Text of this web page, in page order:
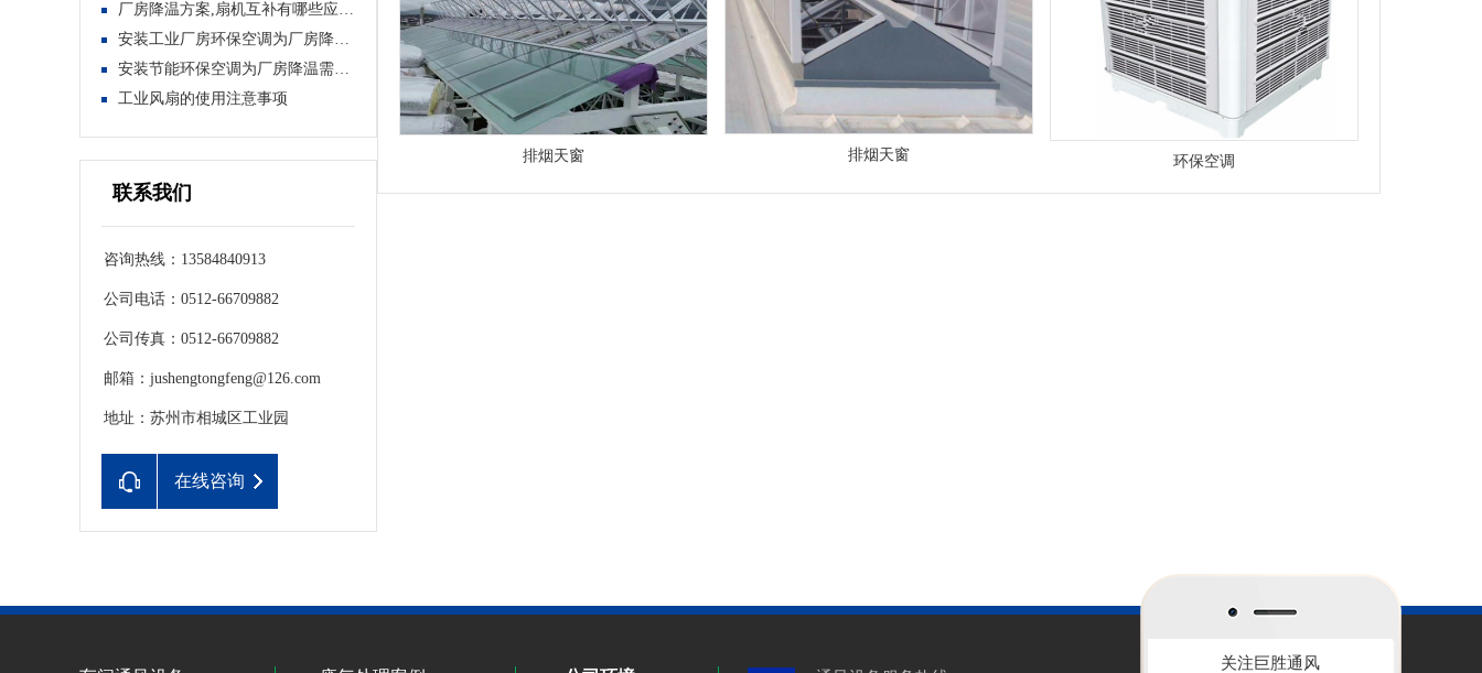
厂房降温方案,扇机互补有哪些应用价值
安装工业厂房环保空调为厂房降温的优势
安装节能环保空调为厂房降温需要注意事···
工业风扇的使用注意事项
联系我们
咨询热线：13584840913
公司电话：0512-66709882
公司传真：0512-66709882
邮箱：jushengtongfeng@126.com
地址：苏州市相城区工业园
在线咨询
排烟天窗 排烟天窗 环保空调
关注巨胜通风